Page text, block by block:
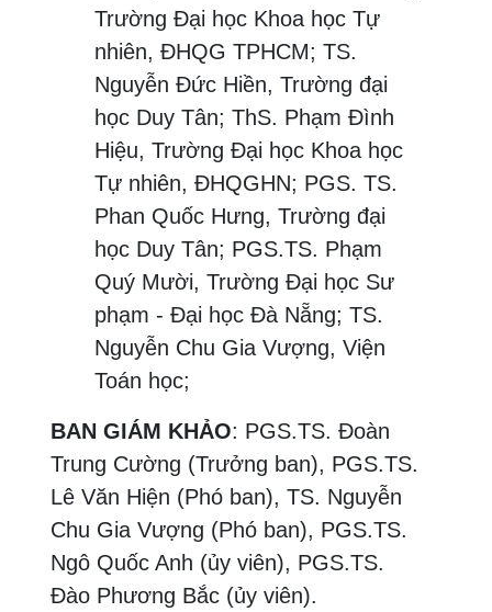
Trường Đại học Khoa học Tự
nhiên, ĐHQG TPHCM; TS.
Nguyễn Đức Hiền, Trường đại
học Duy Tân; ThS. Phạm Đình
Hiệu, Trường Đại học Khoa học
Tự nhiên, ĐHQGHN; PGS. TS.
Phan Quốc Hưng, Trường đại
học Duy Tân; PGS.TS. Phạm
Quý Mười, Trường Đại học Sư
phạm - Đại học Đà Nẵng; TS.
Nguyễn Chu Gia Vượng, Viện
Toán học;
BAN GIÁM KHẢO: PGS.TS. Đoàn
Trung Cường (Trưởng ban), PGS.TS.
Lê Văn Hiện (Phó ban), TS. Nguyễn
Chu Gia Vượng (Phó ban), PGS.TS.
Ngô Quốc Anh (ủy viên), PGS.TS.
Đào Phương Bắc (ủy viên).